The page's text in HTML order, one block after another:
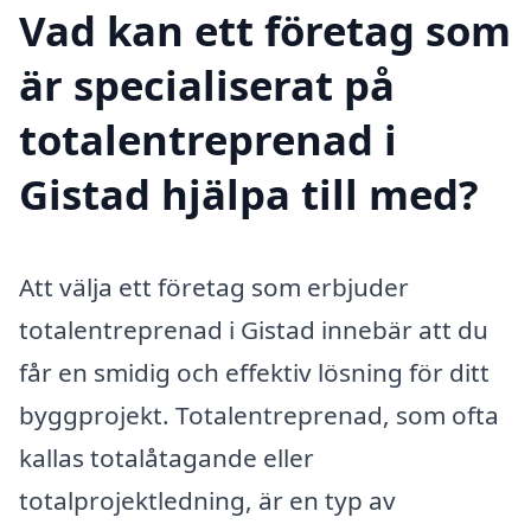
Vad kan ett företag som
är specialiserat på
totalentreprenad i
Gistad hjälpa till med?
Att välja ett företag som erbjuder
totalentreprenad i Gistad innebär att du
får en smidig och effektiv lösning för ditt
byggprojekt. Totalentreprenad, som ofta
kallas totalåtagande eller
totalprojektledning, är en typ av